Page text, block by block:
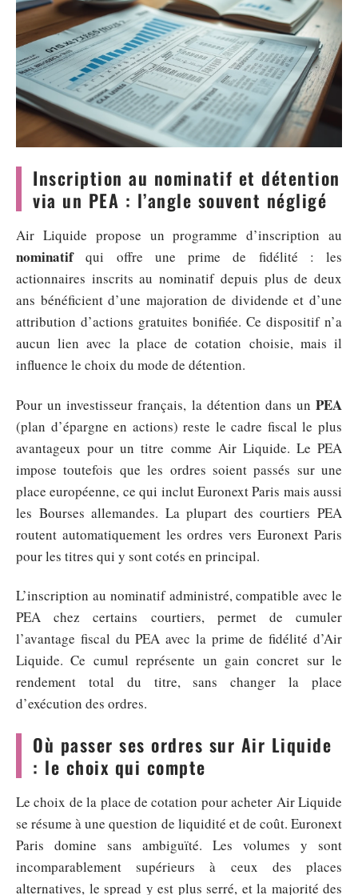
Inscription au nominatif et détention
via un PEA : l’angle souvent négligé
Air Liquide propose un programme d’inscription au
nominatifqui offre une prime de fidélité : les
actionnaires inscrits au nominatif depuis plus de deux
ans bénéficient d’une majoration de dividende et d’une
attribution d’actions gratuites bonifiée. Ce dispositif n’a
aucun lien avec la place de cotation choisie, mais il
influence le choix du mode de détention.
Pour un investisseur français, la détention dans un PEA
(plan d’épargne en actions) reste le cadre fiscal le plus
avantageux pour un titre comme Air Liquide. Le PEA
impose toutefois que les ordres soient passés sur une
place européenne, ce qui inclut Euronext Paris mais aussi
les Bourses allemandes. La plupart des courtiers PEA
routent automatiquement les ordres vers Euronext Paris
pour les titres qui y sont cotés en principal.
L’inscription au nominatif administré, compatible avec le
PEA chez certains courtiers, permet de cumuler
l’avantage fiscal du PEA avec la prime de fidélité d’Air
Liquide. Ce cumul représente un gain concret sur le
rendement total du titre, sans changer la place
d’exécution des ordres.
Où passer ses ordres sur Air Liquide
: le choix qui compte
Le choix de la place de cotation pour acheter Air Liquide
se résume à une question de liquidité et de coût. Euronext
Paris domine sans ambiguïté. Les volumes y sont
incomparablement supérieurs à ceux des places
alternatives, le spread y est plus serré, et la majorité des